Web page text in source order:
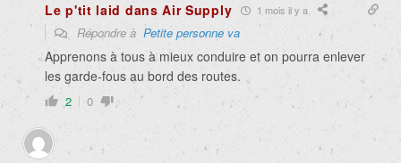
Le p'tit laid dans Air Supply 1 mois il y a
Répondre à Petite personne va
Apprenons à tous à mieux conduire et on pourra enlever
les garde-fous au bord des routes.
2 0